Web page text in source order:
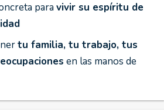
paravivir su espíritu de
tu familia, tu trabajo, tus
en las manos de